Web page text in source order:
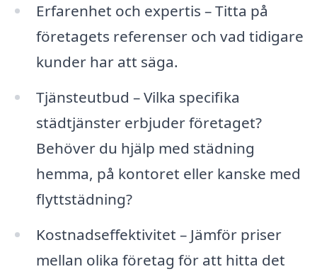
Erfarenhet och expertis – Titta på
företagets referenser och vad tidigare
kunder har att säga.
Tjänsteutbud – Vilka specifika
städtjänster erbjuder företaget?
Behöver du hjälp med städning
hemma, på kontoret eller kanske med
flyttstädning?
Kostnadseffektivitet – Jämför priser
mellan olika företag för att hitta det